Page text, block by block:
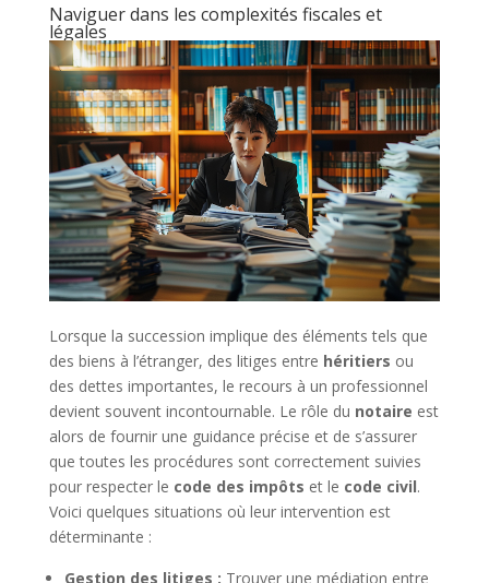
Naviguer dans les complexités fiscales et
légales
Lorsque la succession implique des éléments tels que
des biens à l’étranger, des litiges entre héritiers ou
des dettes importantes, le recours à un professionnel
devient souvent incontournable. Le rôle du notaire est
alors de fournir une guidance précise et de s’assurer
que toutes les procédures sont correctement suivies
pour respecter le code des impôts et le code civil.
Voici quelques situations où leur intervention est
déterminante :
Gestion des litiges : Trouver une médiation entre